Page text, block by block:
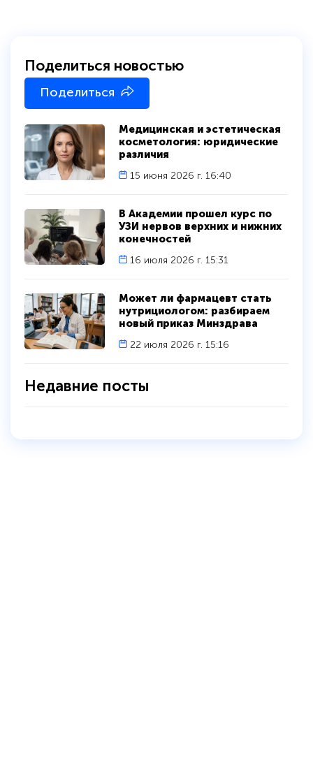
Недавние посты
Может ли фармацевт стать
нутрициологом: разбираем
новый приказ Минздрава
22 июля 2026 г. 15:16
В Академии прошел курс по
УЗИ нервов верхних и нижних
конечностей
16 июля 2026 г. 15:31
Медицинская и эстетическая
косметология: юридические
различия
15 июня 2026 г. 16:40
Поделиться новостью
Поделиться